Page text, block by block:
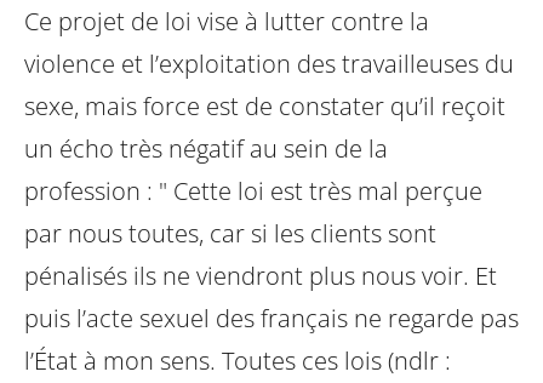
Ce projet de loi vise à lutter contre la
violence et l’exploitation des travailleuses du
sexe, mais force est de constater qu’il reçoit
un écho très négatif au sein de la
profession : " Cette loi est très mal perçue
par nous toutes, car si les clients sont
pénalisés ils ne viendront plus nous voir. Et
puis l’acte sexuel des français ne regarde pas
l’État à mon sens. Toutes ces lois (ndlr :